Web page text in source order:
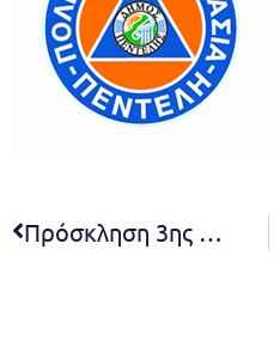
Πρόσκληση 3ης συνεδρίασης Ε.Π.Ζ. 2021